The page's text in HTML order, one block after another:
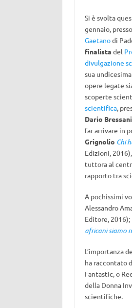
Si è svolta
gennaio,
Gaetanodi
finalista del
divulgazione
sua
opere legate
scoperte
scientifica,
Dario
far arrivare in
Grignolio Chi
Edizioni,
tuttora al
rapporto tra
A pochissimi
Alessandro
Editore, 2016);
africani siamo
L’importanza
ha raccontato
Fantastic, o
della Donna
scientifiche.